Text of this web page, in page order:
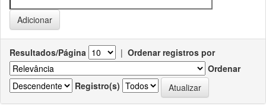
Resultados/Página | Ordenar registros por
Ordenar
Registro(s)